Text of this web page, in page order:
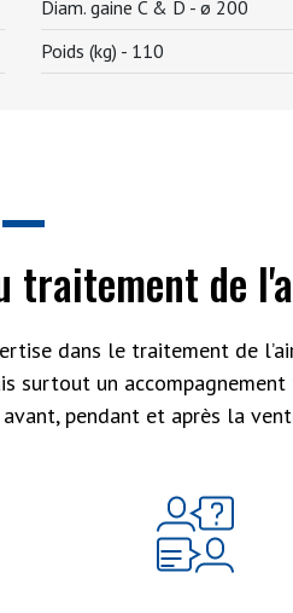
Diam. gaine C & D - ø 200
Poids (kg) - 110
traitement de
dans le traitement de
surtout un
pendant et après la